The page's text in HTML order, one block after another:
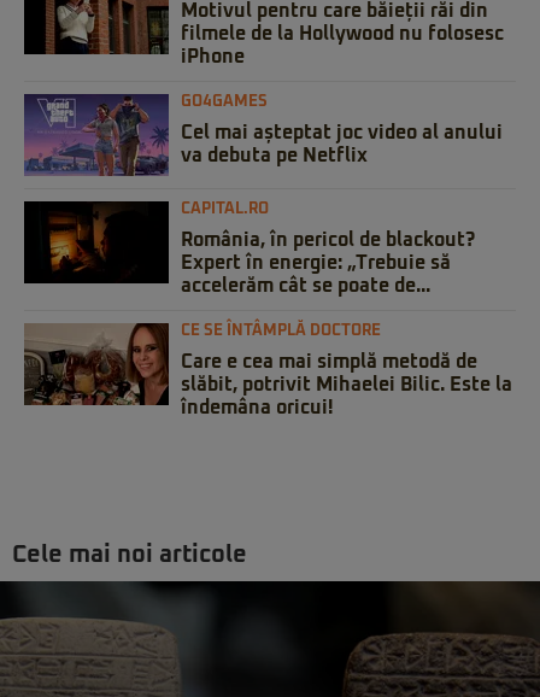
Motivul pentru care băieții răi din
filmele de la Hollywood nu folosesc
iPhone
GO4GAMES
Cel mai așteptat joc video al anului
va debuta pe Netflix
CAPITAL.RO
România, în pericol de blackout?
Expert în energie: „Trebuie să
accelerăm cât se poate de...
CE SE ÎNTÂMPLĂ DOCTORE
Care e cea mai simplă metodă de
slăbit, potrivit Mihaelei Bilic. Este la
îndemâna oricui!
Cele mai noi articole